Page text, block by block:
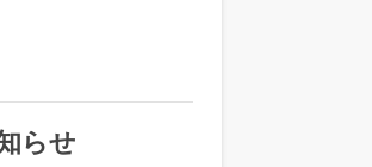
らせ